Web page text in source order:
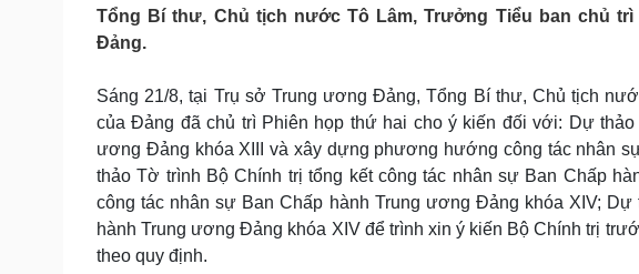
Pháp luật
Vụ án
Tin nóng
Quân sự - Quốc phòng
Thể thao
eSports
Hậu trường
Sức khỏe
Dinh dưỡng - món ngon
Cây thuốc
Sản phụ khoa
Nhi khoa
Đời sống
Nhà đẹp
Tình yêu - Gia đình
Văn hóa
Sân khấu -
Văn học
Âm nhạc
Tổng Bí thư, Chủ tịch nước Tô Lâm, Trưởng Tiểu ban chủ
Đảng.
Sáng 21/8, tại Trụ sở Trung ương Đảng, Tổng Bí thư, Chủ tịch
của Đảng đã chủ trì Phiên họp thứ hai cho ý kiến đối với: Dự
ương Đảng khóa XIII và xây dựng phương hướng công tác nhân
thảo Tờ trình Bộ Chính trị tổng kết công tác nhân sự Ban Chấp
công tác nhân sự Ban Chấp hành Trung ương Đảng khóa XIV;
hành Trung ương Đảng khóa XIV để trình xin ý kiến Bộ Chính trị
theo quy định.